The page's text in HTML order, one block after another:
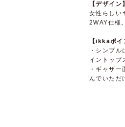
【デザイン】
女性らしい
2WAY仕様。
【ikkaポイ
・シンプ
イントップ
・ギャザ
んでいただ